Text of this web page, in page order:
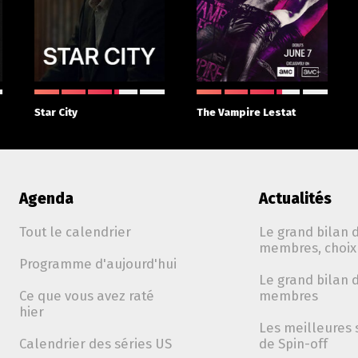
Star City The Vampire Lestat
Agenda
Tout le calendrier
Programme d'aujourd'hui
Ce que vous avez raté
hier
Calendrier des séries US
Actualités
Le grand bilan
membres,
Le grand bilan
membres
Les meilleures
de Spin-off